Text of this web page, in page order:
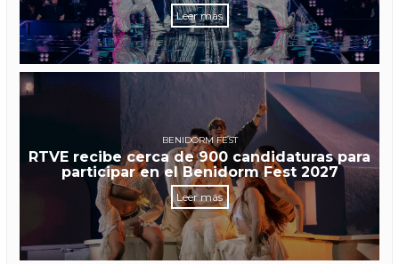
Leer más
BENIDORM FEST
RTVE recibe cerca de 900 candidaturas para
participar en el Benidorm Fest 2027
Leer más